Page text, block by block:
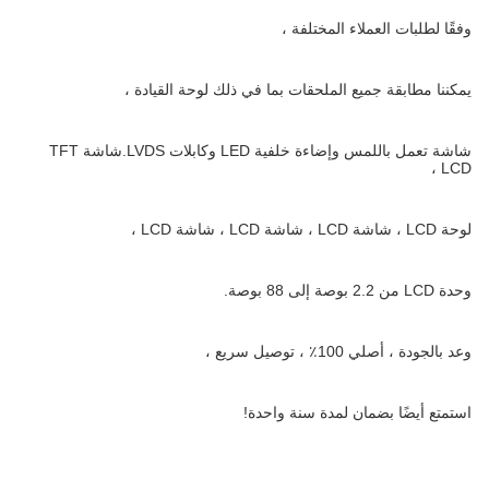
وفقًا لطلبات العملاء المختلفة ،
يمكننا مطابقة جميع الملحقات بما في ذلك لوحة القيادة ،
شاشة تعمل باللمس وإضاءة خلفية LED وكابلات LVDS.شاشة TFT
LCD ،
لوحة LCD ، شاشة LCD ، شاشة LCD ، شاشة LCD ،
وحدة LCD من 2.2 بوصة إلى 88 بوصة.
وعد بالجودة ، أصلي 100٪ ، توصيل سريع ،
استمتع أيضًا بضمان لمدة سنة واحدة!